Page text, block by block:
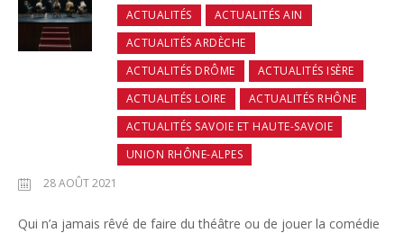
ACTUALITÉS
ACTUALITÉS AIN
ACTUALITÉS ARDÈCHE
ACTUALITÉS DRÔME
ACTUALITÉS ISÈRE
ACTUALITÉS LOIRE
ACTUALITÉS RHÔNE
ACTUALITÉS SAVOIE ET HAUTE-SAVOIE
UNION RHÔNE-ALPES
28 AOÛT 2021
Qui n’a jamais rêvé de faire du théâtre ou de jouer la comédie